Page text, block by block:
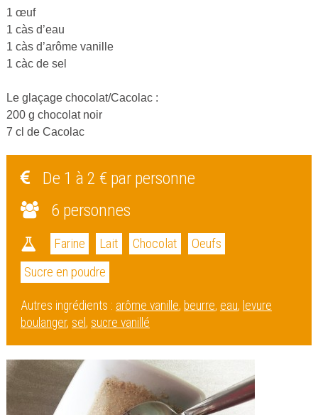
1 œuf
1 càs d’eau
1 càs d’arôme vanille
1 càc de sel
Le glaçage chocolat/Cacolac :
200 g chocolat noir
7 cl de Cacolac
De 1 à 2 € par personne
6 personnes
Farine Lait Chocolat
Oeufs
Sucre en poudre
Autres ingrédients : arôme vanille, beurre, eau, levure
boulanger, sel , sucre vanillé